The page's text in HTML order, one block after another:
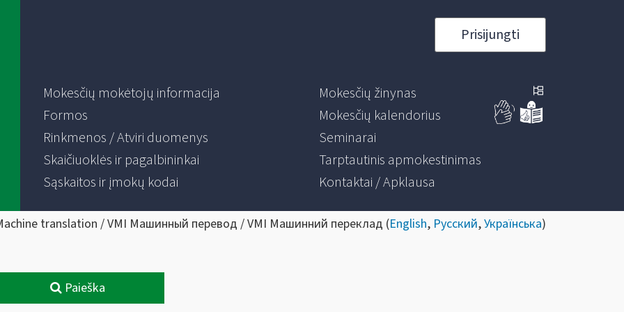
Prisijungti
Mokesčių mokėtojų informacija
Formos
Rinkmenos / Atviri duomenys
Skaičiuoklės ir pagalbininkai
Sąskaitos ir įmokų kodai
Mokesčių žinynas
Mokesčių kalendorius
Seminarai
Tarptautinis apmokestinimas
Kontaktai / Apklausa
translation / VMI Машинный перевод / VMI Машинний переклад (English, Русский,Українська)
Paieška